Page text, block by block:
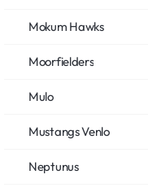
Mokum Hawks
Moorfielders
Mulo
Mustangs Venlo
Neptunus